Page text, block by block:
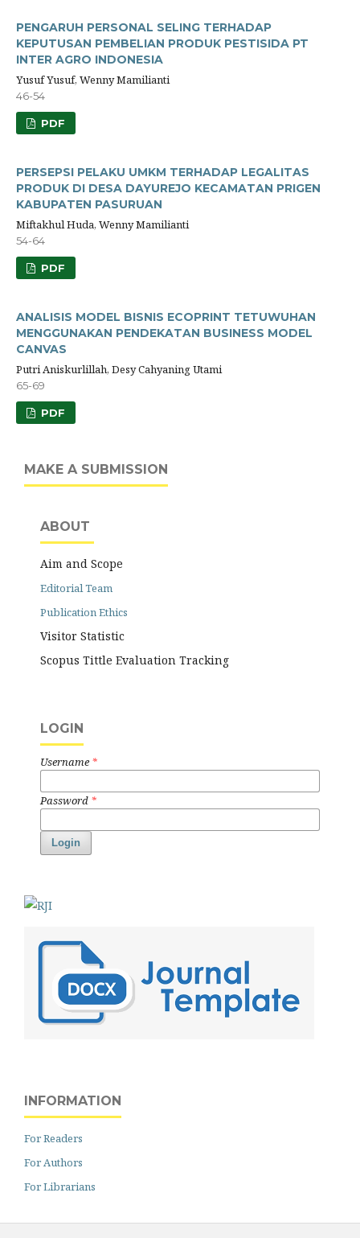
PENGARUH PERSONAL SELING TERHADAP
KEPUTUSAN PEMBELIAN PRODUK PESTISIDA PT
INTER AGRO INDONESIA
Yusuf Yusuf, Wenny Mamilianti
46-54
PDF
PERSEPSI PELAKU UMKM TERHADAP LEGALITAS
PRODUK DI DESA DAYUREJO KECAMATAN PRIGEN
KABUPATEN PASURUAN
Miftakhul Huda, Wenny Mamilianti
54-64
PDF
ANALISIS MODEL BISNIS ECOPRINT TETUWUHAN
MENGGUNAKAN PENDEKATAN BUSINESS MODEL
CANVAS
Putri Aniskurlillah, Desy Cahyaning Utami
65-69
PDF
MAKE A SUBMISSION
ABOUT
Aim and Scope
Editorial Team
Publication Ethics
Visitor Statistic
Scopus Tittle Evaluation Tracking
LOGIN
Username *
Password *
Login
INFORMATION
For Readers
For Authors
For Librarians